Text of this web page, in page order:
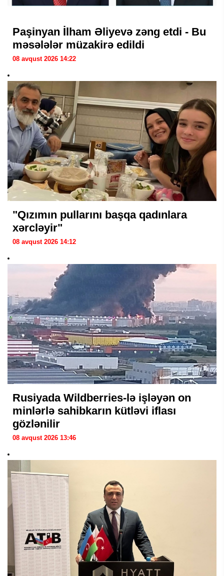
Paşinyan İlham Əliyevə zəng etdi - Bu
məsələlər müzakirə edildi
08 avqust 2026 14:22
"Qızımın pullarını başqa qadınlara
xərcləyir"
08 avqust 2026 14:12
Rusiyada Wildberries-lə işləyən on
minlərlə sahibkarın kütləvi iflası
gözlənilir
08 avqust 2026 13:46